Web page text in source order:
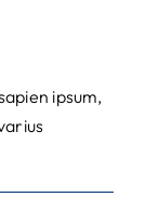
ipsum,